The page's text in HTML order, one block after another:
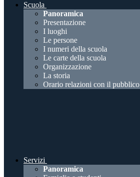
Scuola
Panoramica
Presentazione
I luoghi
Le persone
I numeri della scuola
Le carte della scuola
Organizzazione
La storia
Orario relazioni con il pubblico
Servizi
Panoramica